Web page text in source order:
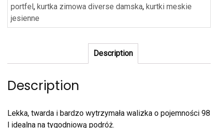
portfel , kurtka zimowa diverse damska, kurtki meskie
jesienne
Description
Description
Lekka, twarda i bardzo wytrzymała walizka o pojemności 98
l idealna na tygodniową podróż.